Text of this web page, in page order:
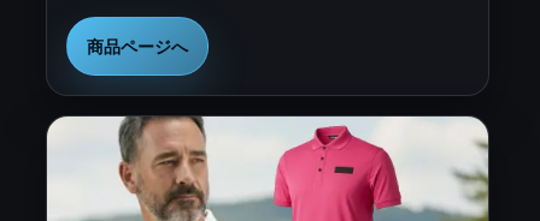
商品ページへ